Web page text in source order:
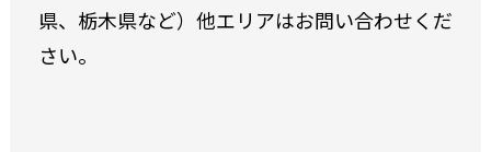
県、栃木県など）他エリアはお問い合わせくだ
さい。